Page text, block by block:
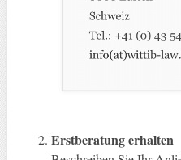
Erstberatung erhalten